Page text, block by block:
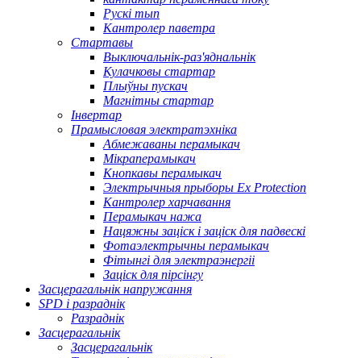
Рускі тып
Кантролер паветра
Стартавы
Выключальнік-раз'яднальнік
Кулачковы стартар
Плыўны пускач
Магнітны стартар
Інвертар
Прамысловая электратэхніка
Абмежаваны перамыкач
Мікраперамыкач
Кнопкавы перамыкач
Электрычныя прыборы Ex Protection
Кантролер харчавання
Перамыкач нажа
Нацяжны заціск і заціск для падвескі
Фотаэлектрычны перамыкач
Фітынгі для электраэнергіі
Заціск для пірсінгу
Засцерагальнік напружання
SPD і разраднік
Разраднік
Засцерагальнік
Засцерагальнік